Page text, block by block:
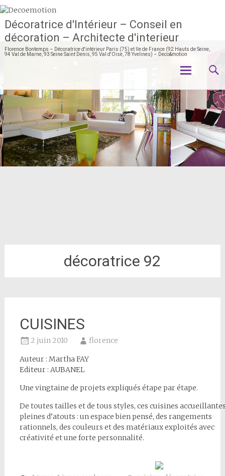
Décoratrice d'Intérieur – Conseil en
décoration – Architecte d'interieur
Florence Bontemps – Décoratrice d'intérieur Paris (75) et Ile de France (92 Hauts de Seine,
94 Val de Marne, 93 Seine Saint Denis, 95 Val d'Oise, 78 Yvelines) – Deco&motion
contenu
principal
décoratrice 92
CUISINES
2 juin 2010 florence
Auteur : Martha FAY
Editeur : AUBANEL
Une vingtaine de projets expliqués étape par étape.
De toutes tailles et de tous styles, ces cuisines
pleines d’atouts : un espace bien pensé, des rangements
rationnels, des couleurs et des matériaux exploités avec
créativité et une forte personnalité.